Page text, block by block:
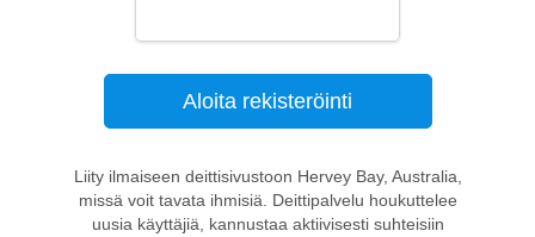
Aloita rekisteröinti
Liity ilmaiseen deittisivustoon Hervey Bay, Australia,
missä voit tavata ihmisiä. Deittipalvelu houkuttelee
uusia käyttäjiä, kannustaa aktiivisesti suhteisiin